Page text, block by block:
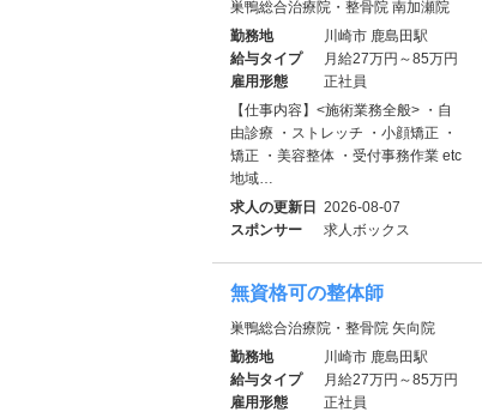
巣鴨総合治療院・整骨院 南加瀬院
勤務地
川崎市 鹿島田駅
給与タイプ
月給27万円～85万円
雇用形態
正社員
【仕事内容】<施術業務全般> ・自
由診療 ・ストレッチ ・小顔矯正 ・
矯正 ・美容整体 ・受付事務作業 etc
地域…
求人の更新日 2026-08-07
スポンサー
求人ボックス
無資格可の整体師
巣鴨総合治療院・整骨院 矢向院
勤務地
川崎市 鹿島田駅
給与タイプ
月給27万円～85万円
雇用形態
正社員